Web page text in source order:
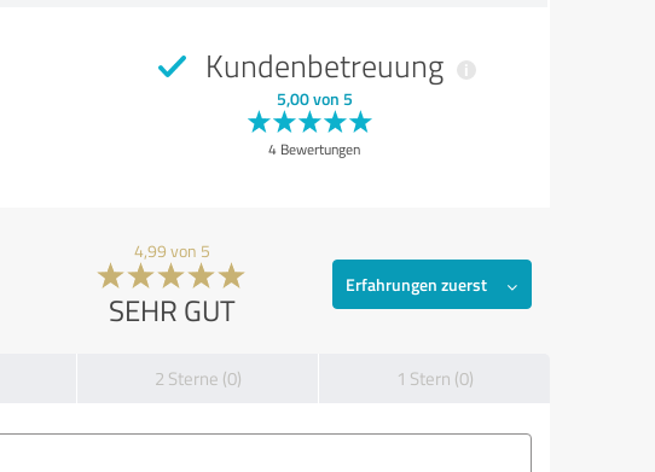
Kundenbetreuung
5,00 von 5
4 Bewertungen
4,99 von 5
SEHR GUT
Erfahrungen zuerst
2 Sterne (0) 1 Stern (0)